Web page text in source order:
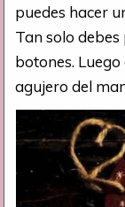
puedes hacer
Tan solo
botones.
agujero del